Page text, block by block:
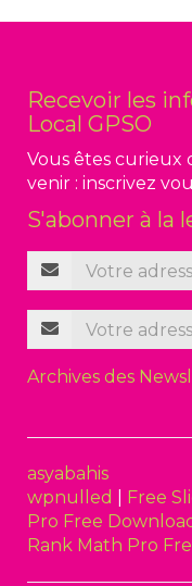
Recevoir les
Local GPSO
Vous êtes curieux
venir : inscrivez
S'abonner à
Archives des
asyabahis
wpnulled
Free
Pro Free
Rank Math Pro